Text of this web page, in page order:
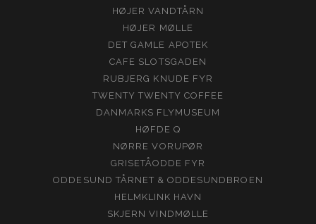
HØJER VANDTÅRN
HØJER MØLLE
DET GAMLE APOTEK
CAFE SLOTSGADEN
RUBJERG KNUDE FYR
TWENTY TWENTY COFFEE
DANMARKS FLYMUSEUM
HØFDE Q
NØRRE VORUPØR
GRISETÅODDE FYR
ODDESUND TÅRNET & ODDESUNDBROEN
HELMKLINK HAVN
SKJERN VINDMØLLE